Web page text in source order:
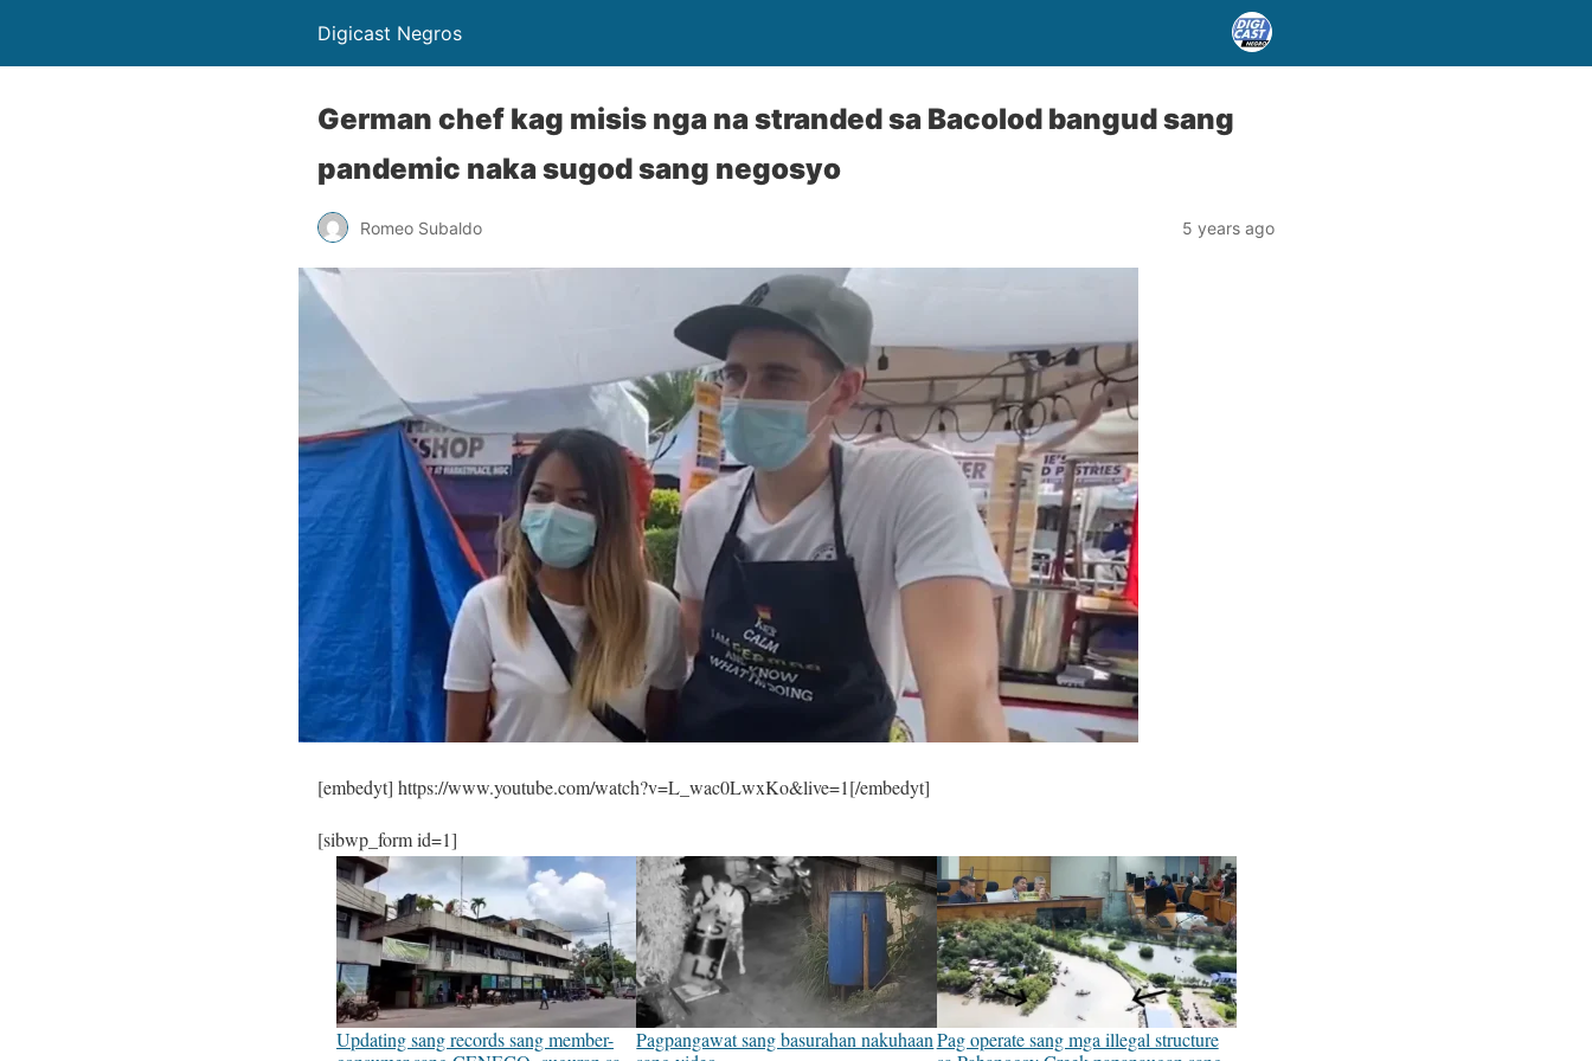
Digicast Negros
German chef kag misis nga na stranded sa Bacolod bangud sang
pandemic naka sugod sang negosyo
Romeo Subaldo 5 years ago
[embedyt] https://www.youtube.com/watch?v=L_wac0LwxKo&live=1[/embedyt]
[sibwp_form id=1]
Updating sang records sang member-
Pagpangawat sang basurahan nakuhaanPag operate sang mga illegal structure